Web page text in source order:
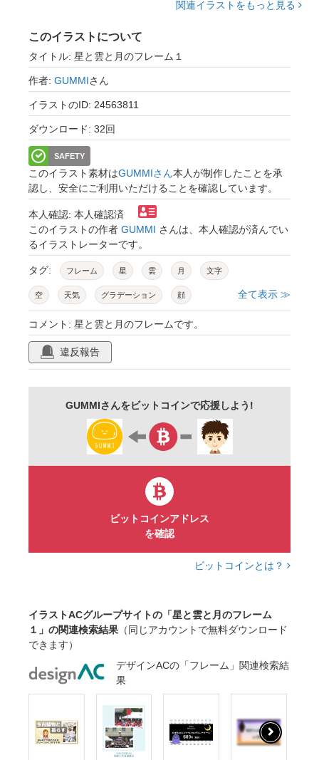
関連イラストをもっと見る
このイラストについて
タイトル: 星と雲と月のフレーム１
作者: GUMMIさん
イラストのID: 24563811
ダウンロード: 32回
SAFETY
このイラスト素材はGUMMIさん本人が制作したことを承
認し、安全にご利用いただけることを確認しています。
本人確認: 本人確認済
このイラストの作者 GUMMI さんは、本人確認が済んでい
るイラストレーターです。
タグ: フレーム 星 雲 月 文字
空 天気 グラデーション 顔
シームレス 線画 背景 おやすみ
寝る キッズ
保育 学校プリント シンプル
キュート 淡い 薄い
かわいい おしゃれ 透過 素材
図形
全て表示 ≫
コメント: 星と雲と月のフレームです。
違反報告
GUMMIさんをビットコインで応援しよう!
ビットコインアドレス
を確認
ビットコインとは？
イラストACグループサイトの「星と雲と月のフレーム
１」の関連検索結果 （同じアカウントで無料ダウンロード
できます）
デザインACの「フレーム」関連検索結
果